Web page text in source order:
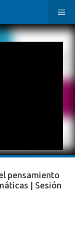
pensamiento
| Sesión